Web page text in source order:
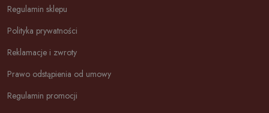
Regulamin sklepu
Polityka prywatności
Reklamacje i zwroty
Prawo odstąpienia od umowy
Regulamin promocji